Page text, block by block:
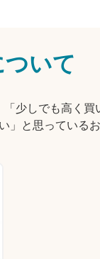
いて
少しでも高く
」と思っている